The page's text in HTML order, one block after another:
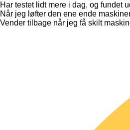
Har testet lidt mere i dag, og fundet
Når jeg løfter den ene ende
Vender tilbage når jeg få skilt